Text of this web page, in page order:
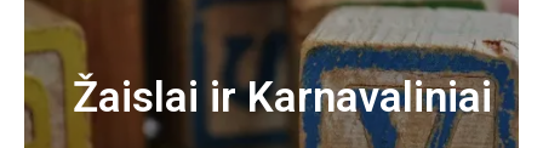
Žaislai ir Karnavaliniai